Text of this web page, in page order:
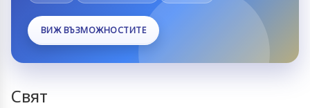
ВИЖ ВЪЗМОЖНОСТИТЕ
Свят